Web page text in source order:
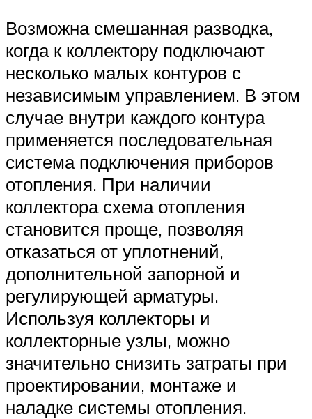
Возможна смешанная разводка,
когда к коллектору подключают
несколько малых контуров с
независимым управлением. В этом
случае внутри каждого контура
применяется последовательная
система подключения приборов
отопления. При наличии
коллектора схема отопления
становится проще, позволяя
отказаться от уплотнений,
дополнительной запорной и
регулирующей арматуры.
Используя коллекторы и
коллекторные узлы, можно
значительно снизить затраты при
проектировании, монтаже и
наладке системы отопления.